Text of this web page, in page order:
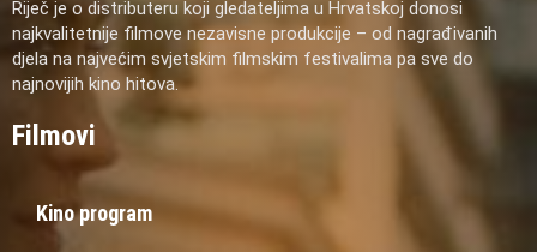
Riječ je o distributeru koji gledateljima u Hrvatskoj donosi
najkvalitetnije filmove nezavisne produkcije – od nagrađivanih
djela na najvećim svjetskim filmskim festivalima pa sve do
najnovijih kino hitova.
Filmovi
Kino program